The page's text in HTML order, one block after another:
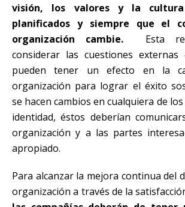
visión, los valores y la
planificados y siempre que el
organización cambie. Esta
considerar las cuestiones
pueden tener un efecto en la
organización para lograr el éxito
se hacen cambios en cualquiera de
identidad, éstos deberían
organización y a las partes
apropiado.
Para alcanzar la mejora continua del
organización a través de la